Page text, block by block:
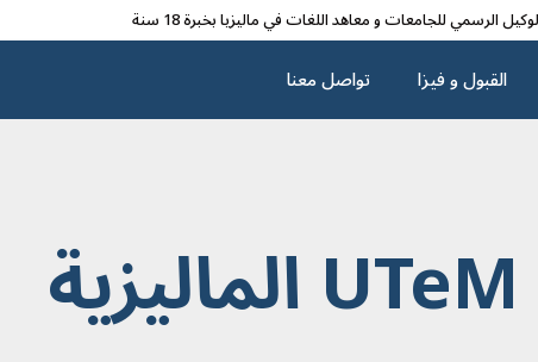
الرسمي للجامعات و معاهد اللغات في مالیزیا بخبرة 18 سنة
القبول و فیزا تواصل معنا